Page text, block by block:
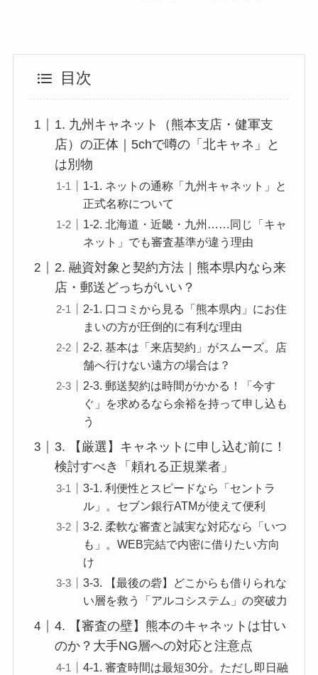
目次
1. 九州キャネット（熊本支店・健軍支
店）の正体｜5chで噂の「北キャネ」と
は別物
1-1. ネットの通称「九州キャネット」と
正式名称について
1-2. 北海道・近畿・九州……同じ「キャ
ネット」でも審査基準が違う理由
2. 融資対象と契約方法｜熊本県内なら来
店・郵送どっちがいい？
2-1. 口コミから見る「熊本県内」にお住
まいの方が圧倒的に有利な理由
2-2. 基本は「来店契約」がスムーズ。店
舗へ行けない遠方の場合は？
2-3. 郵送契約は時間がかかる！「今す
ぐ」を求めるなら余裕を持って申し込も
う
3. 【厳選】キャネットに申し込む前に！
検討すべき「頼れる正規業者」
3-1. 利便性とスピードなら「セントラ
ル」。セブン銀行ATMが使えて便利
3-2. 柔軟な審査と誠実な対応なら「いつ
も」。WEB完結で内密に借りたい方向
け
3-3. 【最後の砦】どこからも借りられな
い層を救う「アルコシステム」の突破力
4. 【審査の壁】熊本のキャネットは甘い
のか？大手NG層への対応と注意点
4-1. 審査時間は最短30分。ただし即日融